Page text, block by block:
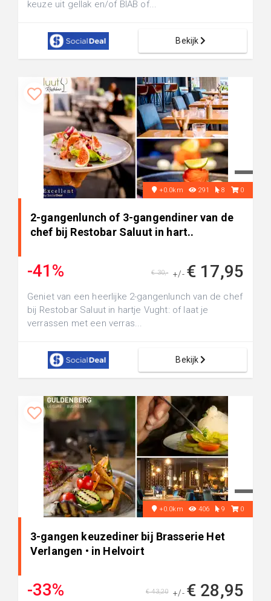
keuze uit gellak en/of BIAB of...
Bekijk
+0.0km 291 8 0
2-gangenlunch of 3-gangendiner van de
chef bij Restobar Saluut in hart..
-41% +/- € 17,95
€ 30,-
Geniet van een heerlijke 2-gangenlunch van de chef
bij Restobar Saluut in hartje Vught: of laat je
verrassen met een verras...
Bekijk
+0.0km 406 9 0
3-gangen keuzediner bij Brasserie Het
Verlangen • in Helvoirt
-33% +/- € 28,95
€ 43,20